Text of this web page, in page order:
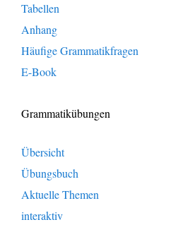
Tabellen
Anhang
Häufige Grammatikfragen
E-Book
Grammatikübungen
Übersicht
Übungsbuch
Aktuelle Themen
interaktiv